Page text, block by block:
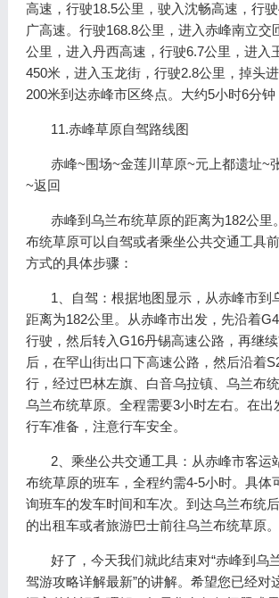
高速，行驶18.5公里，驶入沈畅高速，行
广高速。行驶168.8公里，进入赤峰南立交
公里，进入丹西高速，行驶6.7公里，进入
450米，进入玉龙街，行驶2.8公里，掉头
200米到达赤峰市区终点。大约5小时6分钟
11.赤峰草原自驾路线图
赤峰~围场~金莲川草原~元上都遗址~
~返回
赤峰到乌兰布统草原的距离为182公里
布统草原可以自驾或者乘坐公共交通工具
方式的具体步骤：
1、自驾：根据地图显示，从赤峰市到
距离为182公里。从赤峰市出发，先沿着
行驶，然后转入G16丹锡高速公路，再继
后，在罕山街出口下高速公路，然后沿着
行，经过巴林左旗、白音乌拉镇、乌兰布
乌兰布统草原。全程需要3小时左右。在出
行车准备，注意行车安全。
2、乘坐公共交通工具：从赤峰市客运
布统草原的班车，全程约需4-5小时。具体
询班车的发车时间和车次。到达乌兰布统
的出租车或者旅游巴士前往乌兰布统草原。
好了，今天我们就此结束对“赤峰到乌
驾游攻略详解最新”的讲解。希望您已经对